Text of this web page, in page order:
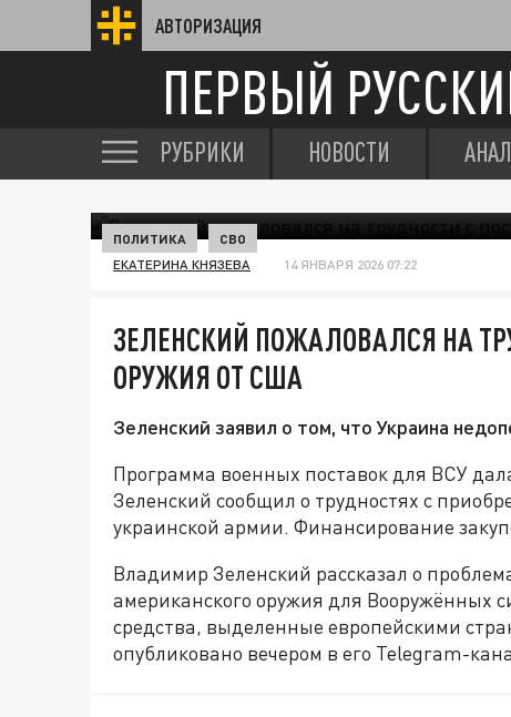
АВТОРИЗАЦИЯ
ПЕРВЫЙ
РУБРИКИ НОВОСТИ
ПОЛИТИКА СВО
ЕКАТЕРИНА КНЯЗЕВА 14 ЯНВАРЯ 2026 07:22
ЗЕЛЕНСКИЙ ПОЖАЛОВАЛСЯ НА
ОРУЖИЯ ОТ США
Зеленский заявил о том, что Украина
Программа военных поставок для ВСУ
Зеленский сообщил о трудностях с
украинской армии. Финансирование
Владимир Зеленский рассказал о
американского оружия для Вооружённых
средства, выделенные европейскими
опубликовано вечером в его Telegram-